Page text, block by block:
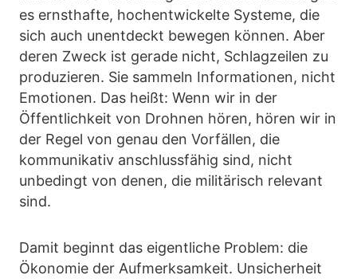
es ernsthafte, hochentwickelte Systeme, die
sich auch unentdeckt bewegen können. Aber
deren Zweck ist gerade nicht, Schlagzeilen zu
produzieren. Sie sammeln Informationen, nicht
Emotionen. Das heißt: Wenn wir in der
Öffentlichkeit von Drohnen hören, hören wir in
der Regel von genau den Vorfällen, die
kommunikativ anschlussfähig sind, nicht
unbedingt von denen, die militärisch relevant
sind.
Damit beginnt das eigentliche Problem: die
Ökonomie der Aufmerksamkeit. Unsicherheit